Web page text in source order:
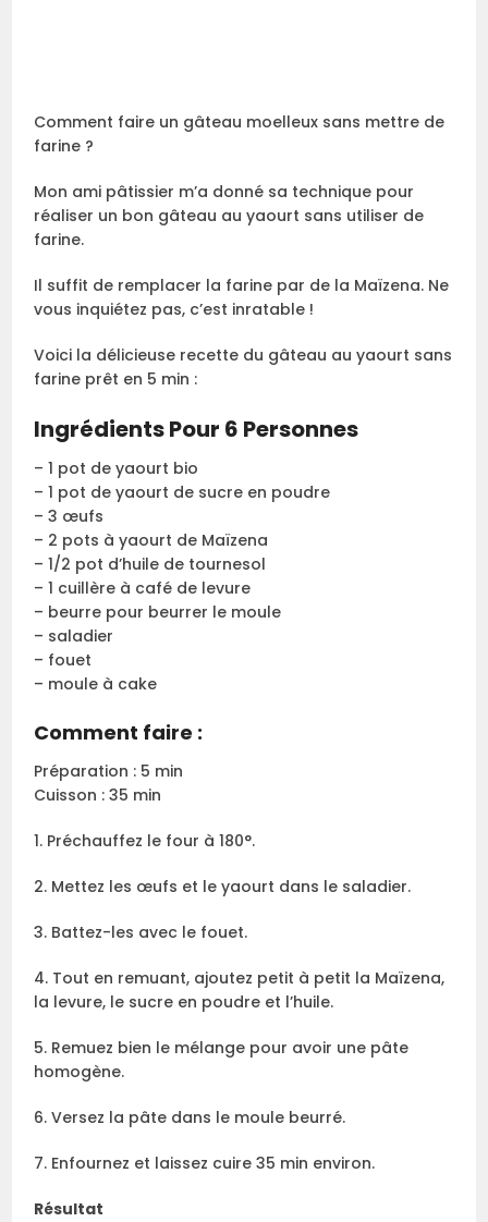
Comment faire un gâteau moelleux sans mettre de
farine ?
Mon ami pâtissier m’a donné sa technique pour
réaliser un bon gâteau au yaourt sans utiliser de
farine.
Il suffit de remplacer la farine par de la Maïzena. Ne
vous inquiétez pas, c’est inratable !
Voici la délicieuse recette du gâteau au yaourt sans
farine prêt en 5 min :
Ingrédients Pour 6 Personnes
– 1 pot de yaourt bio
– 1 pot de yaourt de sucre en poudre
– 3 œufs
– 2 pots à yaourt de Maïzena
– 1/2 pot d’huile de tournesol
– 1 cuillère à café de levure
– beurre pour beurrer le moule
– saladier
– fouet
– moule à cake
Comment faire :
Préparation : 5 min
Cuisson : 35 min
1. Préchauffez le four à 180°.
2. Mettez les œufs et le yaourt dans le saladier.
3. Battez-les avec le fouet.
4. Tout en remuant, ajoutez petit à petit la Maïzena,
la levure, le sucre en poudre et l’huile.
5. Remuez bien le mélange pour avoir une pâte
homogène.
6. Versez la pâte dans le moule beurré.
7. Enfournez et laissez cuire 35 min environ.
Résultat